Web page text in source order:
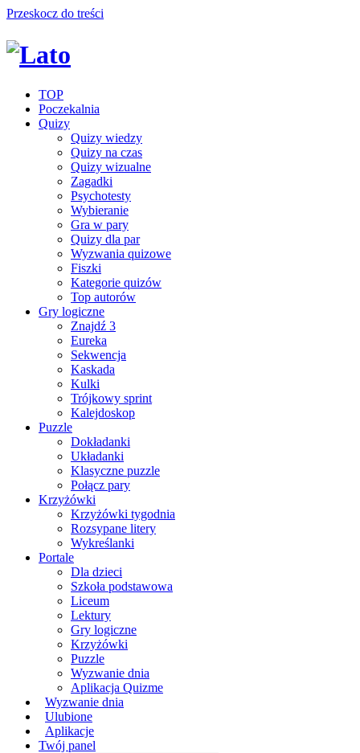
Przeskocz do treści
TOP
Poczekalnia
Quizy
Quizy wiedzy
Quizy na czas
Quizy wizualne
Zagadki
Psychotesty
Wybieranie
Gra w pary
Quizy dla par
Wyzwania quizowe
Fiszki
Kategorie quizów
Top autorów
Gry logiczne
Znajdź 3
Eureka
Sekwencja
Kaskada
Kulki
Trójkowy sprint
Kalejdoskop
Puzzle
Dokładanki
Układanki
Klasyczne puzzle
Połącz pary
Krzyżówki
Krzyżówki tygodnia
Rozsypane litery
Wykreślanki
Portale
Dla dzieci
Szkoła podstawowa
Liceum
Lektury
Gry logiczne
Krzyżówki
Puzzle
Wyzwanie dnia
Aplikacja Quizme
Wyzwanie dnia
Ulubione
Aplikacje
Twój panel